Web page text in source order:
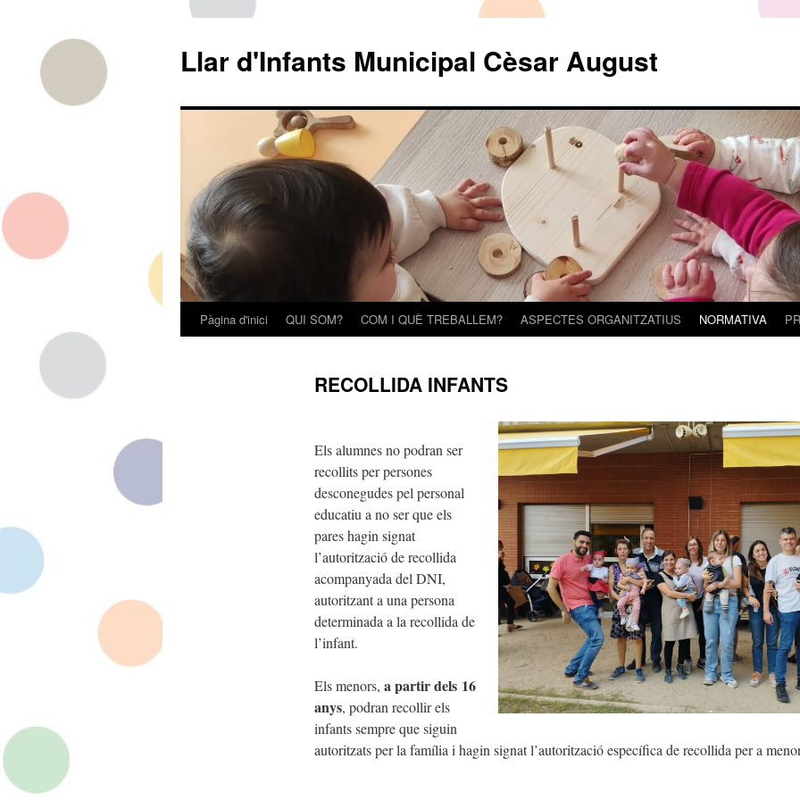
Llar d'Infants Municipal Cèsar August
VésPàgina d'inici QUI SOM? COM I QUÈ TREBALLEM? ASPECTES ORGANITZATIUS NORMATIVA
RECOLLIDA INFANTS
Els alumnes no podran ser
recollits per persones
desconegudes pel personal
educatiu a no ser que els
pares hagin signat
l’autorització de recollida
acompanyada del DNI,
autoritzant a una persona
determinada a la recollida de
l’infant.
Els menors, a partir dels 16
anys, podran recollir els
infants sempre que siguin
autoritzats per la família i hagin signat l’autorització específica de recollida per a